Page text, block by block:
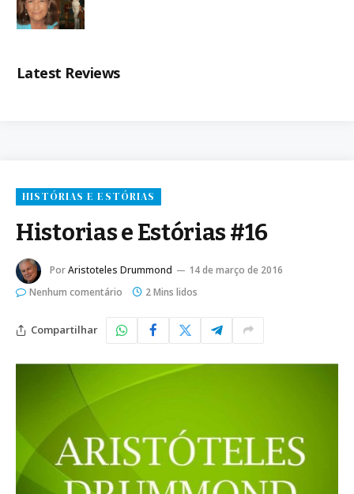
Latest Reviews
HISTÓRIAS E ESTÓRIAS
Historias e Estórias #16
PorAristoteles Drummond
14 de março de 2016
Nenhum comentário
2 Mins lidos
Compartilhar